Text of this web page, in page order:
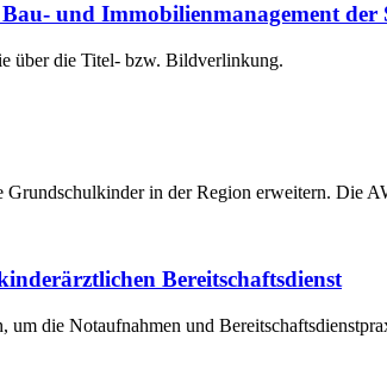
und Immobilienmanagement der
über die Titel- bzw. Bildverlinkung.
Grundschulkinder in der Region erweitern. Die
Bereitschaftsdienst
die Notaufnahmen und